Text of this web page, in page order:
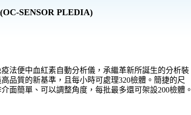
SENSOR PLEDIA)
法便中血紅素自動分析儀，承繼革新所誕生的分析裝
品質的新基準，且每小時可處理320檢體。簡捷的尺
面簡單、可以調整角度，每批最多還可架設200檢體。